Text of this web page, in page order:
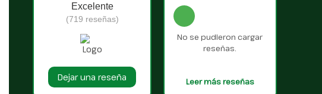
Excelente
(719 reseñas)
Dejar una reseña
No se pudieron cargar
reseñas.
Leer más reseñas